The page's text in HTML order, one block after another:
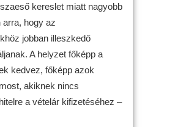
kereslet miatt nagyobb
hogy az
jobban illeszkedő
A helyzet főképp a
kedvez, főképp azok
akiknek nincs
a vételár kifizetéséhez –